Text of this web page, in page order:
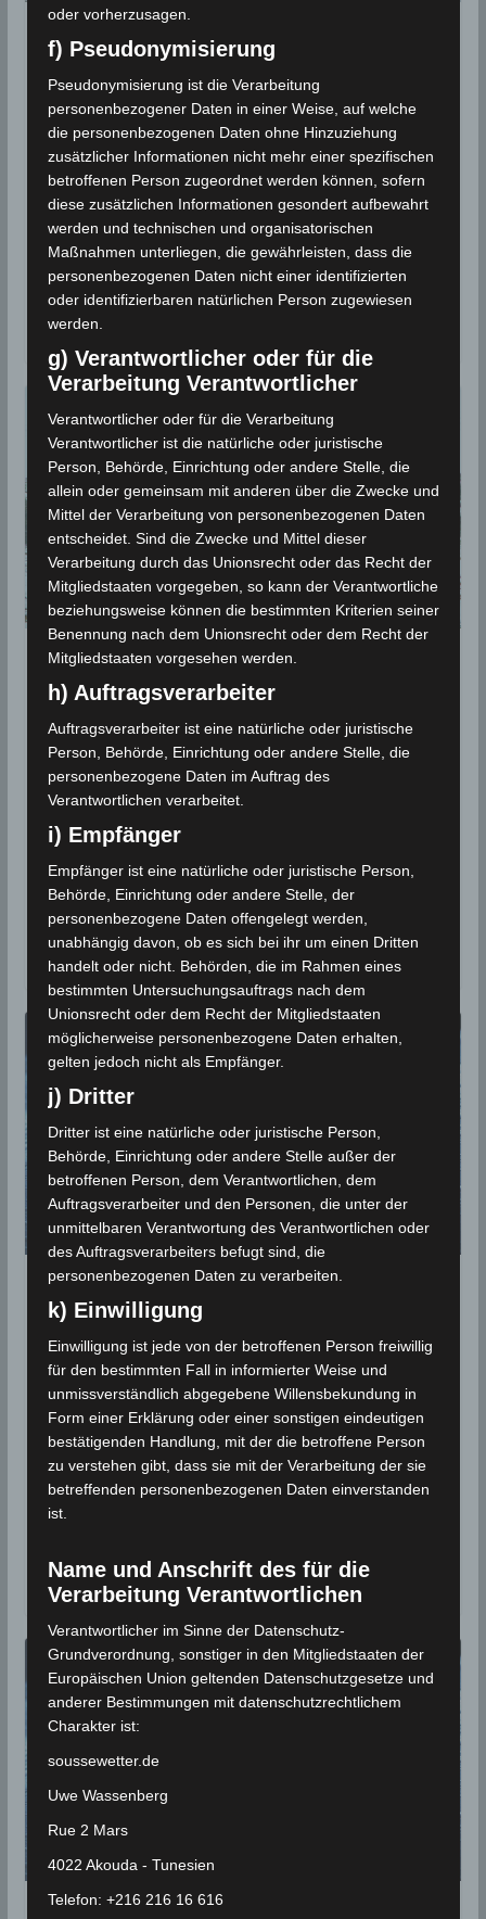
STATISTIK 2020
Niederschlagsmengen
Tunesien: Fr, 25 Dez – Sa, 26
Dez 2020
26. Dezember 2020 Wettermann
2613 Views
INM ,Kasserine,Niederschlagsmengen,Niederschlagsstatistik
,Schnee, Statistik
Einwohner der Stadt Kasserine wachten an diesem
Samstag, den 26 Dez 2020 im Schnee auf. Nach
Angaben des Nationalen Instituts
PROGNOSEN
25 Dez 2020: Rückgang der
Temperaturen und Schnee in
den Höhenlagen
Jendouba,Kasserine
Temperaturrückgang
Ein bemerkenswerter Rückgang der Temperaturen
wird ab dem Nachmittag des Freitag, den 25 Dez
2020, erwartet, kündigt das Nationale Institut
Niederschlagsmengen
Tunesien: So, 20 Sep – Mo, 21
Sep 2020, 7 Uhr
21. September 2020 Wettermann
2151 Views
INM,Kasserine,Niederschlagsmengen,Niederschlagsstatistik
,Sidi Bouzid,Statistik
es
oder vorherzusagen.
f) Pseudonymisierung
Pseudonymisierung ist die Verarbeitung
personenbezogener Daten in einer Weise, auf welche
die personenbezogenen Daten ohne Hinzuziehung
zusätzlicher Informationen nicht mehr einer spezifischen
betroffenen Person zugeordnet werden können, sofern
diese zusätzlichen Informationen gesondert aufbewahrt
werden und technischen und organisatorischen
Maßnahmen unterliegen, die gewährleisten, dass die
personenbezogenen Daten nicht einer identifizierten
oder identifizierbaren natürlichen Person zugewiesen
werden.
g) Verantwortlicher oder für die
Verarbeitung Verantwortlicher
Verantwortlicher oder für die Verarbeitung
Verantwortlicher ist die natürliche oder juristische
Person, Behörde, Einrichtung oder andere Stelle, die
allein oder gemeinsam mit anderen über die Zwecke und
Mittel der Verarbeitung von personenbezogenen Daten
entscheidet. Sind die Zwecke und Mittel dieser
Verarbeitung durch das Unionsrecht oder das Recht der
Mitgliedstaaten vorgegeben, so kann der Verantwortliche
beziehungsweise können die bestimmten Kriterien seiner
Benennung nach dem Unionsrecht oder dem Recht der
Mitgliedstaaten vorgesehen werden.
h) Auftragsverarbeiter
Auftragsverarbeiter ist eine natürliche oder juristische
Person, Behörde, Einrichtung oder andere Stelle, die
personenbezogene Daten im Auftrag des
Verantwortlichen verarbeitet.
i) Empfänger
Empfänger ist eine natürliche oder juristische Person,
Behörde, Einrichtung oder andere Stelle, der
personenbezogene Daten offengelegt werden,
unabhängig davon, ob es sich bei ihr um einen Dritten
handelt oder nicht. Behörden, die im Rahmen eines
bestimmten Untersuchungsauftrags nach dem
Unionsrecht oder dem Recht der Mitgliedstaaten
möglicherweise personenbezogene Daten erhalten,
gelten jedoch nicht als Empfänger.
j) Dritter
Dritter ist eine natürliche oder juristische Person,
Behörde, Einrichtung oder andere Stelle außer der
betroffenen Person, dem Verantwortlichen, dem
Auftragsverarbeiter und den Personen, die unter der
unmittelbaren Verantwortung des Verantwortlichen oder
des Auftragsverarbeiters befugt sind, die
personenbezogenen Daten zu verarbeiten.
k) Einwilligung
Einwilligung ist jede von der betroffenen Person freiwillig
für den bestimmten Fall in informierter Weise und
unmissverständlich abgegebene Willensbekundung in
Form einer Erklärung oder einer sonstigen eindeutigen
bestätigenden Handlung, mit der die betroffene Person
zu verstehen gibt, dass sie mit der Verarbeitung der sie
betreffenden personenbezogenen Daten einverstanden
ist.
Name und Anschrift des für die
Verarbeitung Verantwortlichen
Verantwortlicher im Sinne der Datenschutz-
Grundverordnung, sonstiger in den Mitgliedstaaten der
Europäischen Union geltenden Datenschutzgesetze und
anderer Bestimmungen mit datenschutzrechtlichem
Charakter ist:
soussewetter.de
Uwe Wassenberg
Rue 2 Mars
4022 Akouda - Tunesien
Telefon: +216 216 16 616